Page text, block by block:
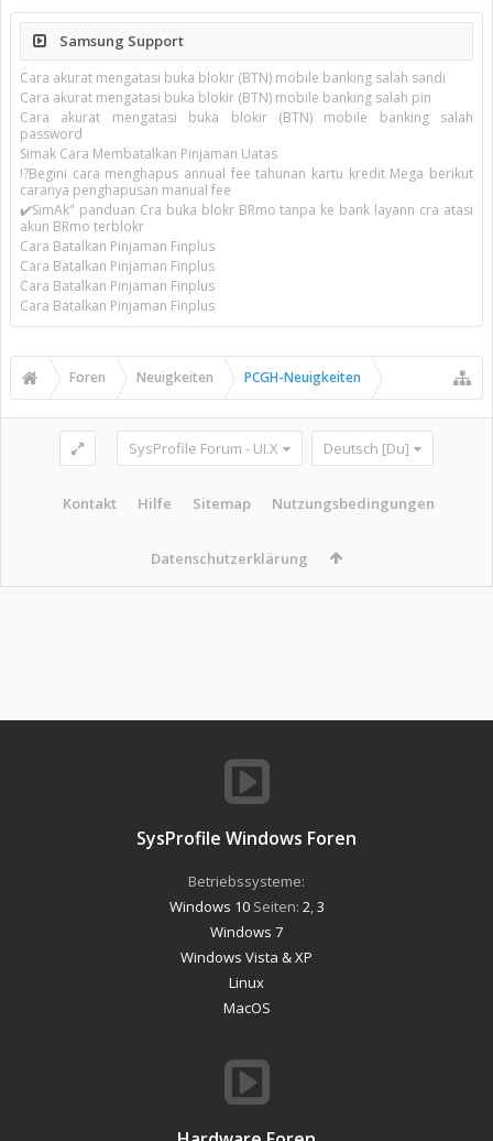
Samsung Support
Cara akurat mengatasi buka blokir (BTN) mobile banking salah sandi
Cara akurat mengatasi buka blokir (BTN) mobile banking salah pin
Cara akurat mengatasi buka blokir (BTN) mobile banking salah
password
Simak Cara Membatalkan Pinjaman Uatas
!?Begini cara menghapus annual fee tahunan kartu kredit Mega berikut
caranya penghapusan manual fee
✔️SimAk" panduan Cra buka blokr BRmo tanpa ke bank layann cra atasi
akun BRmo terblokr
Cara Batalkan Pinjaman Finplus
Cara Batalkan Pinjaman Finplus
Cara Batalkan Pinjaman Finplus
Cara Batalkan Pinjaman Finplus
Foren Neuigkeiten PCGH-Neuigkeiten
SysProfile Forum - UI.X Deutsch [Du]
Kontakt Hilfe Sitemap Nutzungsbedingungen
Datenschutzerklärung
SysProfile Windows Foren
Betriebssysteme:
Windows 10Seiten: 2 3
Windows 7
Windows Vista & XP
Linux
MacOS